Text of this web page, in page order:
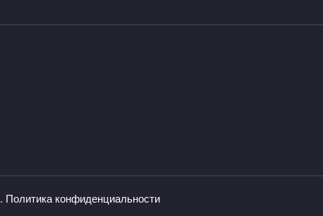
Политика конфиденциальности